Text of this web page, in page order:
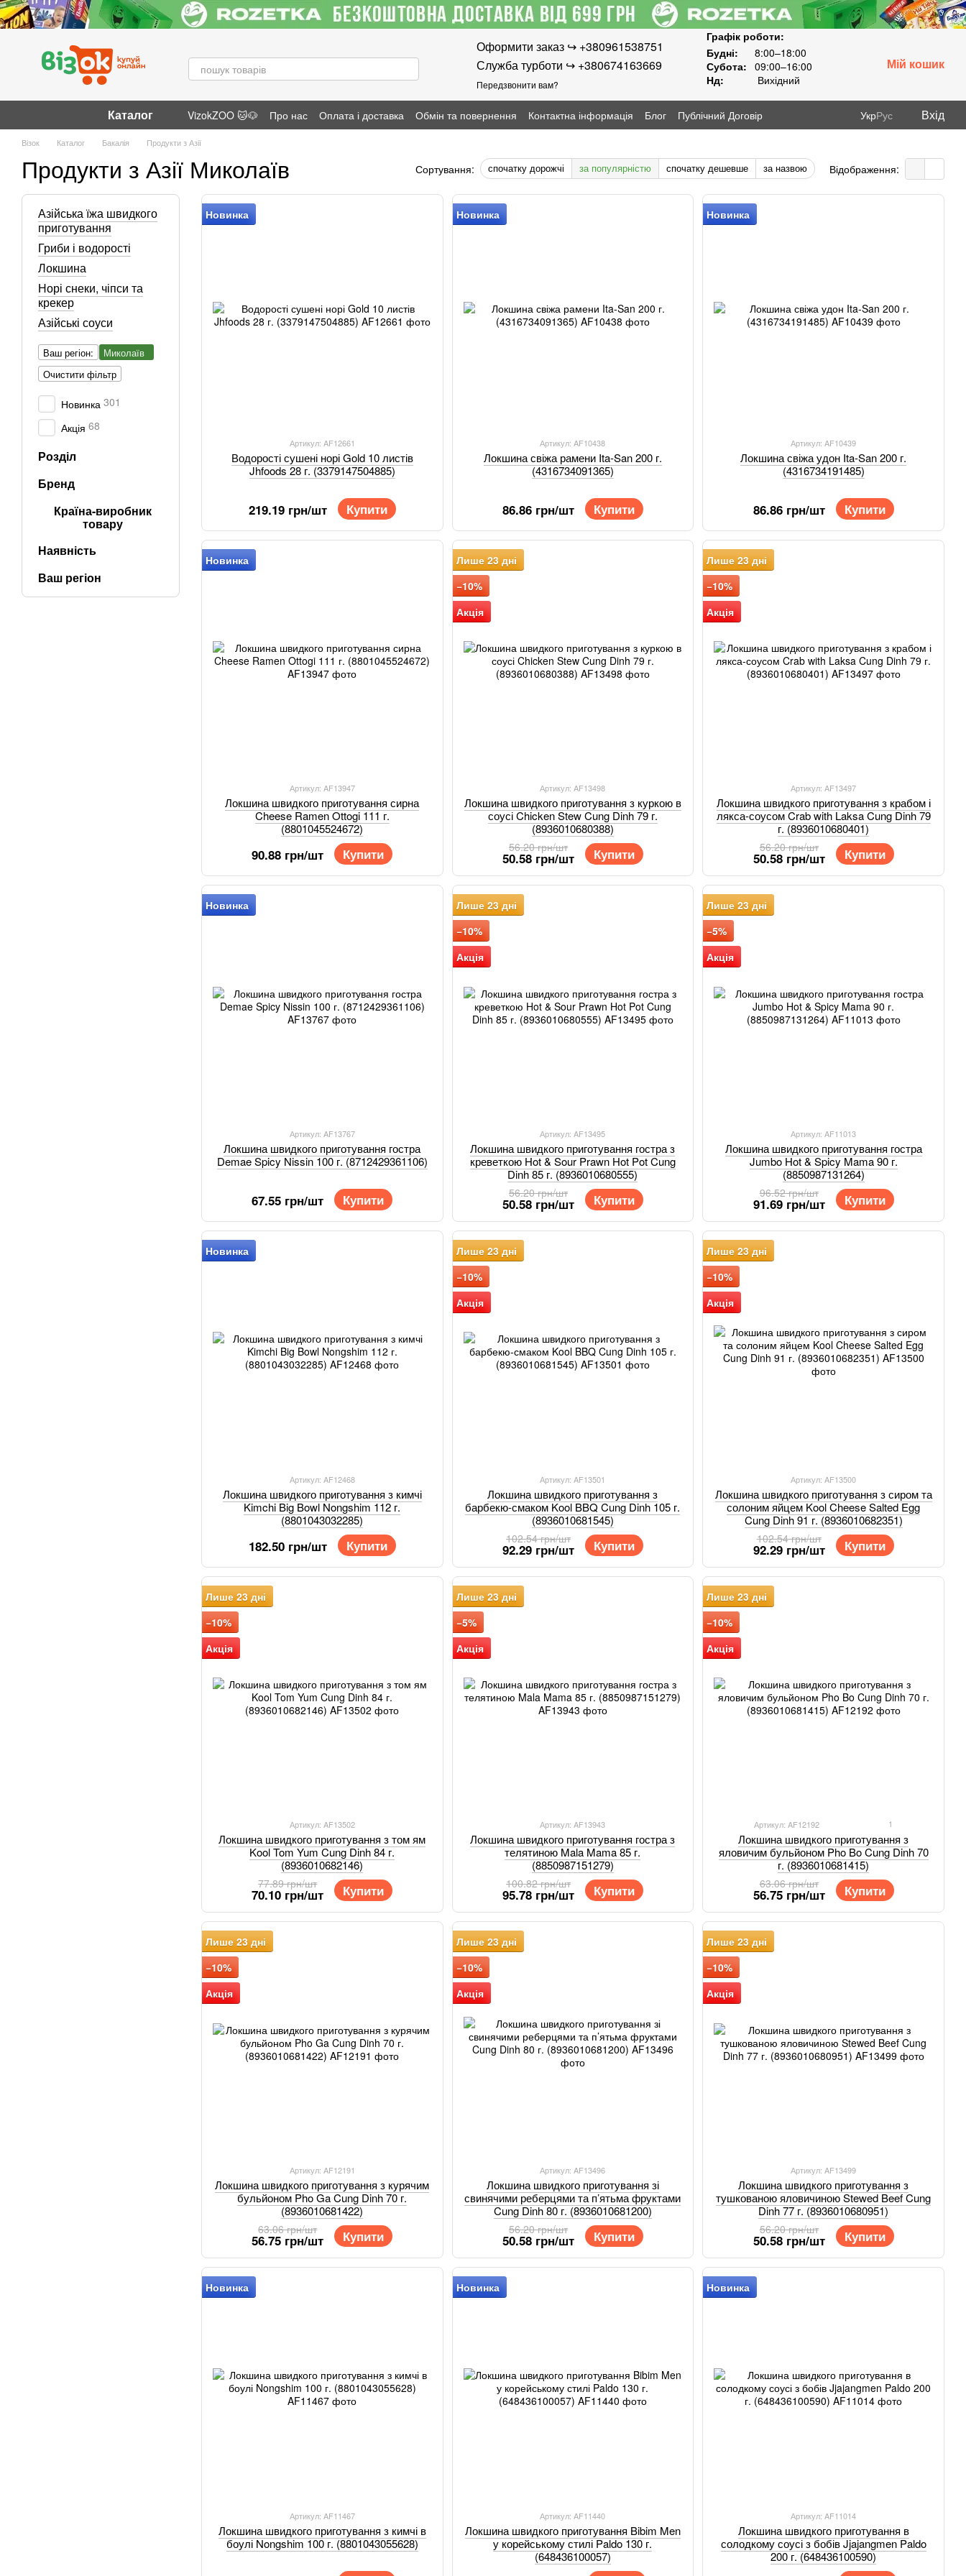
Перейти до основного контенту
Оформити заказ ↪︎ +380961538751
Служба турботи ↪︎ +380674163669
Передзвонити вам?
Графік роботи:
Будні:
8:00–18:00
Субота: 09:00–16:00
Нд:
Вихідний
Мій кошик
Каталог VizokZOO 🐱🐶 Про нас Оплата і доставка Обмін та повернення Контактна інформація Блог
Публічний Договір
Відгуки про магазин
УкрРус Вхід
Візок Каталог Бакалія Продукти з Азії
Продукти з Азії Миколаїв Сортування: спочатку дорожчі за популярністю спочатку дешевше за назвою Відображення:
Новинка
Артикул: AF12661
Водорості сушені норі Gold 10 листів
Jhfoods 28 г. (3379147504885)
219.19 грн/шт Купити
Новинка
Артикул: AF10438
Локшина свіжа рамени Ita-San 200 г.
(4316734091365)
86.86 грн/шт Купити
Новинка
Артикул: AF10439
Локшина свіжа удон Ita-San 200 г.
(4316734191485)
86.86 грн/шт Купити
Новинка
Артикул: AF13947
Локшина швидкого приготування сирна
Cheese Ramen Ottogi 111 г.
(8801045524672)
90.88 грн/шт Купити
Лише 23 дні
−10%
Акція
Артикул: AF13498
Локшина швидкого приготування з куркою в
соусі Chicken Stew Cung Dinh 79 г.
(8936010680388)
56.20 грн/шт
50.58 грн/шт Купити
Лише 23 дні
−10%
Акція
Артикул: AF13497
Локшина швидкого приготування з крабом і
лякса-соусом Crab with Laksa Cung Dinh 79
г. (8936010680401)
56.20 грн/шт
50.58 грн/шт Купити
Новинка
Артикул: AF13767
Локшина швидкого приготування гостра
Demae Spicy Nissin 100 г. (8712429361106)
67.55 грн/шт Купити
Лише 23 дні
−10%
Акція
Артикул: AF13495
Локшина швидкого приготування гостра з
креветкою Hot & Sour Prawn Hot Pot Cung
Dinh 85 г. (8936010680555)
56.20 грн/шт
50.58 грн/шт Купити
Лише 23 дні
−5%
Акція
Артикул: AF11013
Локшина швидкого приготування гостра
Jumbo Hot & Spicy Mama 90 г.
(8850987131264)
96.52 грн/шт
91.69 грн/шт Купити
Новинка
Артикул: AF12468
Локшина швидкого приготування з кимчі
Kimchi Big Bowl Nongshim 112 г.
(8801043032285)
182.50 грн/шт Купити
Лише 23 дні
−10%
Акція
Артикул: AF13501
Локшина швидкого приготування з
барбекю-смаком Kool BBQ Cung Dinh 105 г.
(8936010681545)
102.54 грн/шт
92.29 грн/шт Купити
Лише 23 дні
−10%
Акція
Артикул: AF13500
Локшина швидкого приготування з сиром та
солоним яйцем Kool Cheese Salted Egg
Cung Dinh 91 г. (8936010682351)
102.54 грн/шт
92.29 грн/шт Купити
Лише 23 дні
−10%
Акція
Артикул: AF13502
Локшина швидкого приготування з том ям
Kool Tom Yum Cung Dinh 84 г.
(8936010682146)
77.89 грн/шт
70.10 грн/шт Купити
Лише 23 дні
−5%
Акція
Артикул: AF13943
Локшина швидкого приготування гостра з
телятиною Mala Mama 85 г.
(8850987151279)
100.82 грн/шт
95.78 грн/шт Купити
Лише 23 дні
−10%
Акція
Артикул: AF12192 1
Локшина швидкого приготування з
яловичим бульйоном Pho Bo Cung Dinh 70
г. (8936010681415)
63.06 грн/шт
56.75 грн/шт Купити
Лише 23 дні
−10%
Акція
Артикул: AF12191
Локшина швидкого приготування з курячим
бульйоном Pho Ga Cung Dinh 70 г.
(8936010681422)
63.06 грн/шт
56.75 грн/шт Купити
Лише 23 дні
−10%
Акція
Артикул: AF13496
Локшина швидкого приготування зі
свинячими реберцями та п’ятьма фруктами
Cung Dinh 80 г. (8936010681200)
56.20 грн/шт
50.58 грн/шт Купити
Лише 23 дні
−10%
Акція
Артикул: AF13499
Локшина швидкого приготування з
тушкованою яловичиною Stewed Beef Cung
Dinh 77 г. (8936010680951)
56.20 грн/шт
50.58 грн/шт Купити
Новинка
Артикул: AF11467
Локшина швидкого приготування з кимчі в
боулі Nongshim 100 г. (8801043055628)
Новинка
Артикул: AF11440
Локшина швидкого приготування Bibim Men
у корейському стилі Paldo 130 г.
(648436100057)
Новинка
Артикул: AF11014
Локшина швидкого приготування в
солодкому соусі з бобів Jjajangmen Paldo
200 г. (648436100590)
Азійська їжа швидкого
приготування
Гриби і водорості
Локшина
Норі снеки, чіпси та
крекер
Азійські соуси
Ваш регіон:
Миколаїв
Очистити фільтр
Новинка 301
Акція 68
Розділ
Бренд
Країна-виробник
товару
Наявність
Ваш регіон